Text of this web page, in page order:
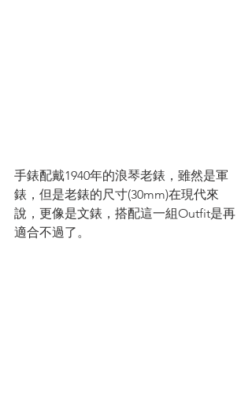
手錶配戴1940年的浪琴老錶，雖然是軍
錶，但是老錶的尺寸(30mm)在現代來
說，更像是文錶，搭配這一組Outfit是再
適合不過了。